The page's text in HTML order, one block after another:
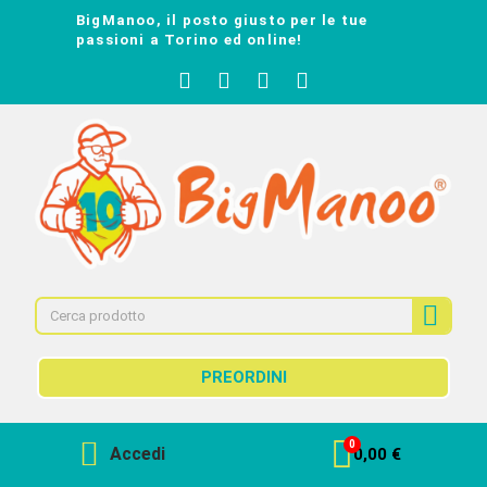
BigManoo, il posto giusto per le tue
passioni a Torino ed online!
PREORDINI
Accedi 0,00 €